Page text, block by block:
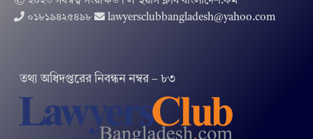
০১৮১৯৪২৫৪৯৮
lawyersclubbangladesh@yahoo.com
তথ‌্য অ‌ধিদপ্ত‌রের নিবন্ধন নম্বর – ৮৩